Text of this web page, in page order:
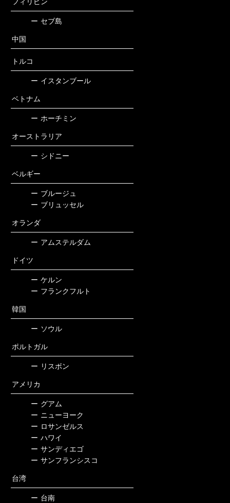
ー セブ島
中国
トルコ
ー イスタンブール
ベトナム
ー ホーチミン
オーストラリア
ー シドニー
ベルギー
ー ブルージュ
ー ブリュッセル
オランダ
ー アムステルダム
ドイツ
ー ケルン
ー フランクフルト
韓国
ー ソウル
ポルトガル
ー リスボン
アメリカ
ー グアム
ー ニューヨーク
ー ロサンゼルス
ー ハワイ
ー サンディエゴ
ー サンフランシスコ
台湾
ー 台南